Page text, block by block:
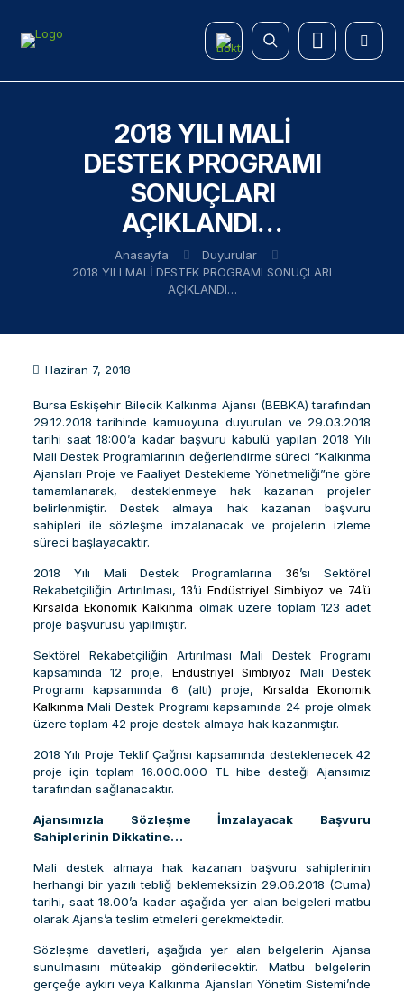
2018 YILI MALİ
DESTEK PROGRAMI
SONUÇLARI
AÇIKLANDI…
Anasayfa
Duyurular
2018 YILI MALİ DESTEK PROGRAMI SONUÇLARI
AÇIKLANDI…
Haziran 7, 2018
Bursa Eskişehir Bilecik Kalkınma Ajansı (BEBKA) tarafından
29.12.2018 tarihinde kamuoyuna duyurulan ve 29.03.2018
tarihi saat 18:00’a kadar başvuru kabulü yapılan 2018 Yılı
Mali Destek Programlarının değerlendirme süreci “Kalkınma
Ajansları Proje ve Faaliyet Destekleme Yönetmeliği”ne göre
tamamlanarak, desteklenmeye hak kazanan projeler
belirlenmiştir. Destek almaya hak kazanan başvuru
sahipleri ile sözleşme imzalanacak ve projelerin izleme
süreci başlayacaktır.
2018 Yılı Mali Destek Programlarına 36’sıSektörel
Rekabetçiliğin Artırılması, 13’ü Endüstriyel Simbiyoz ve 74’ü
Kırsalda Ekonomik Kalkınma olmak üzere toplam 123 adet
proje başvurusu yapılmıştır.
Sektörel Rekabetçiliğin Artırılması Mali Destek Programı
kapsamında 12 proje, Endüstriyel Simbiyoz Mali Destek
Programı kapsamında 6 (altı) proje, Kırsalda Ekonomik
Kalkınma Mali Destek Programı kapsamında 24 proje olmak
üzere toplam 42 proje destek almaya hak kazanmıştır.
2018 Yılı Proje Teklif Çağrısı kapsamında desteklenecek 42
proje için toplam 16.000.000 TL hibe desteği Ajansımız
tarafından sağlanacaktır.
Ajansımızla Sözleşme İmzalayacak Başvuru
Sahiplerinin Dikkatine…
Mali destek almaya hak kazanan başvuru sahiplerinin
herhangi bir yazılı tebliğ beklemeksizin 29.06.2018 (Cuma)
tarihi, saat 18.00’a kadar aşağıda yer alan belgeleri matbu
olarak Ajans’a teslim etmeleri gerekmektedir.
Sözleşme davetleri, aşağıda yer alan belgelerin Ajansa
sunulmasını müteakip gönderilecektir. Matbu belgelerin
gerçeğe aykırı veya Kalkınma Ajansları Yönetim Sistemi’nde